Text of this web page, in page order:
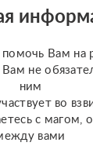
✝️☪️ на
Вам на
не
ним
во
с магом,
вами